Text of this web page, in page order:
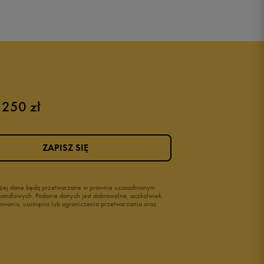
zł
dane będą przetwarzane w prawnie uzasadnionym
Podanie danych jest dobrowolne, aczkolwiek
usunięcia lub ograniczenia przetwarzania oraz
ZAPISZ SIĘ